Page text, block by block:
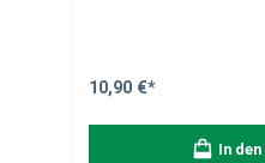
10,90 €*
In